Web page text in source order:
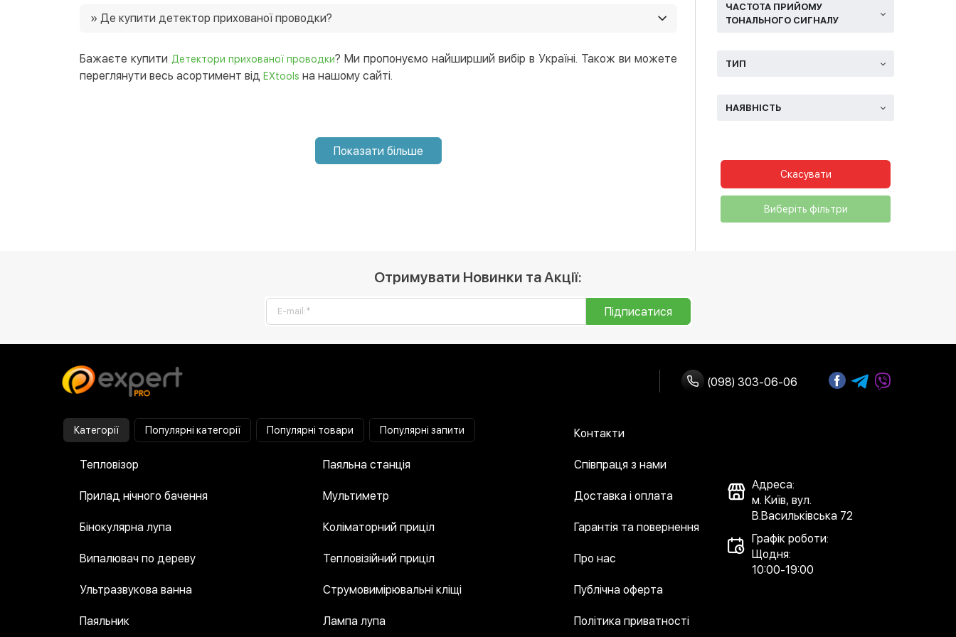
ЧАСТОТА ПРИЙОМУ
ТОНАЛЬНОГО СИГНАЛУ
ТИП
НАЯВНІСТЬ
Скасувати
Виберіть фільтри
можливість придбати товар зі знижками 🙂
» Де купити детектор прихованої проводки?
який регіон України. 😉
Бажаєте купити Детектори прихованої проводки? Ми пропонуємо найширший вибір в Україні. Також ви можете
переглянути весь асортимент від EXtools на нашому сайті.
Показати більше
Отримувати Новинки та Акції:
Підписатися
(098) 303-06-06
Категорії Популярні категорії Популярні товари Популярні запити
Тепловізор
Прилад нічного бачення
Бінокулярна лупа
Випалювач по дереву
Ультразвукова ванна
Паяльник
Паяльна станція
Мультиметр
Коліматорний приціл
Тепловізійний приціл
Струмовимірювальні кліщі
Лампа лупа
Контакти
Співпраця з нами
Доставка і оплата
Гарантія та повернення
Про нас
Публічна оферта
Політика приватності
Адреса:
м. Київ, вул.
В.Васильківська 72
Графік роботи:
Щодня:
10:00-19:00